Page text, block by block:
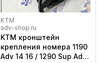
KTM
adv-shop.ru
KTM кронштейн
крепления номера 1190
Adv 14 16 / 1290 Sup Adv